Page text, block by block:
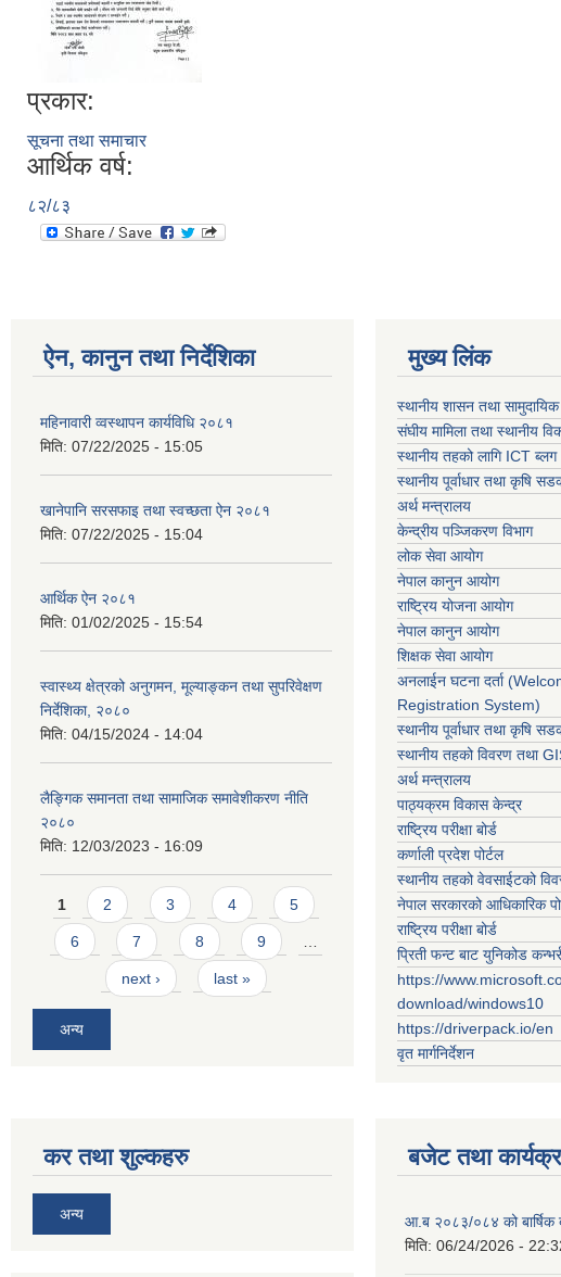
प्रकार:
सूचना तथा समाचार
आर्थिक वर्ष:
८२/८३
ऐन, कानुन तथा निर्देशिका
महिनावारी व्वस्थापन कार्यविधि २०८१
मिति: 07/22/2025 - 15:05
खानेपानि सरसफाइ तथा स्वच्छता ऐन २०८१
मिति: 07/22/2025 - 15:04
आर्थिक ऐन २०८१
मिति: 01/02/2025 - 15:54
स्वास्थ्य क्षेत्रको अनुगमन, मूल्याङ्कन तथा सुपरिवेक्षण
निर्देशिका, २०८०
मिति: 04/15/2024 - 14:04
लैङ्गिक समानता तथा सामाजिक समावेशीकरण नीति
२०८०
मिति: 12/03/2023 - 16:09
Pages
1 2 3 4 5
6 7 8 9 …
next › last »
अन्य
मुख्य लिंक
स्थानीय शासन तथा
संघीय मामिला तथा स्थानीय
स्थानीय तहको लागि ICT ब्लग
स्थानीय पूर्वाधार तथा कृषि
अर्थ मन्त्रालय
केन्द्रीय पञ्जिकरण विभाग
लोक सेवा आयोग
नेपाल कानुन आयोग
राष्ट्रिय योजना आयोग
नेपाल कानुन आयोग
शिक्षक सेवा आयोग
अनलाईन घटना दर्ता
Registration System)
स्थानीय पूर्वाधार तथा कृषि
स्थानीय तहको विवरण तथा
अर्थ मन्त्रालय
पाठ्यक्रम विकास केन्द्र
राष्ट्रिय परीक्षा बोर्ड
कर्णाली प्रदेश पोर्टल
स्थानीय तहको वेवसाईटको
नेपाल सरकारको आधिकारिक
राष्ट्रिय परीक्षा बोर्ड
प्रिती फन्ट बाट युनिकोड
https://
download/windows10
https://driverpack.io/en
वृत मार्गनिर्देशन
कर तथा शुल्कहरु
अन्य
बजेट तथा
आ.ब २०८३/०८४ को बार्षिक
मिति: 06/24/2026 -